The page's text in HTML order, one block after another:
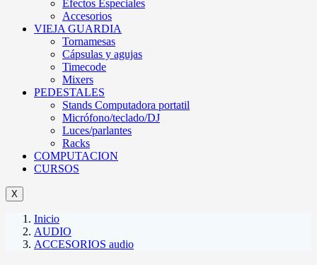
Efectos Especiales
Accesorios
VIEJA GUARDIA
Tornamesas
Cápsulas y agujas
Timecode
Mixers
PEDESTALES
Stands Computadora portatil
Micrófono/teclado/DJ
Luces/parlantes
Racks
COMPUTACION
CURSOS
X
Inicio
AUDIO
ACCESORIOS audio